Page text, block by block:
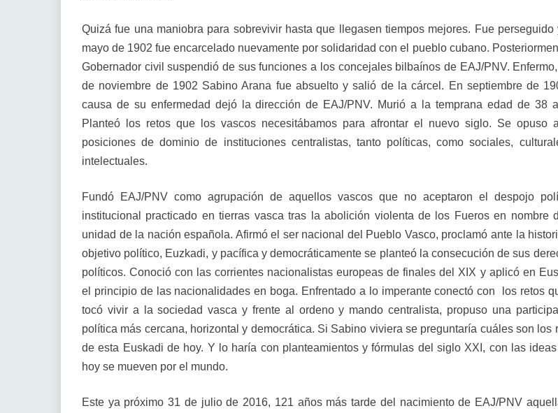
Quizá fue una maniobra para sobrevivir hasta que llegasen tiempos mejores. Fue perseguido
mayo de 1902 fue encarcelado nuevamente por solidaridad con el pueblo cubano.
Gobernador civil suspendió de sus funciones a los concejales bilbaínos de EAJ/PNV.
de noviembre de 1902 Sabino Arana fue absuelto y salió de la cárcel. En septiembre de
causa de su enfermedad dejó la dirección de EAJ/PNV. Murió a la temprana edad de 38
Planteó los retos que los vascos necesitábamos para afrontar el nuevo siglo. Se opuso
posiciones de dominio de instituciones centralistas, tanto políticas, como sociales,
intelectuales.
Fundó EAJ/PNV como agrupación de aquellos vascos que no aceptaron el despojo
institucional practicado en tierras vasca tras la abolición violenta de los Fueros en nombre
unidad de la nación española. Afirmó el ser nacional del Pueblo Vasco, proclamó ante la
objetivo político, Euzkadi, y pacífica y democráticamente se planteó la consecución de sus
políticos. Conoció con las corrientes nacionalistas europeas de finales del XIX y aplicó en
el principio de las nacionalidades en boga. Enfrentado a lo imperante conectó con los retos
tocó vivir a la sociedad vasca y frente al ordeno y mando centralista, propuso una
política más cercana, horizontal y democrática. Si Sabino viviera se preguntaría cuáles son los
de esta Euskadi de hoy. Y lo haría con planteamientos y fórmulas del siglo XXI, con las
hoy se mueven por el mundo.
Este ya próximo 31 de julio de 2016, 121 años más tarde del nacimiento de EAJ/PNV